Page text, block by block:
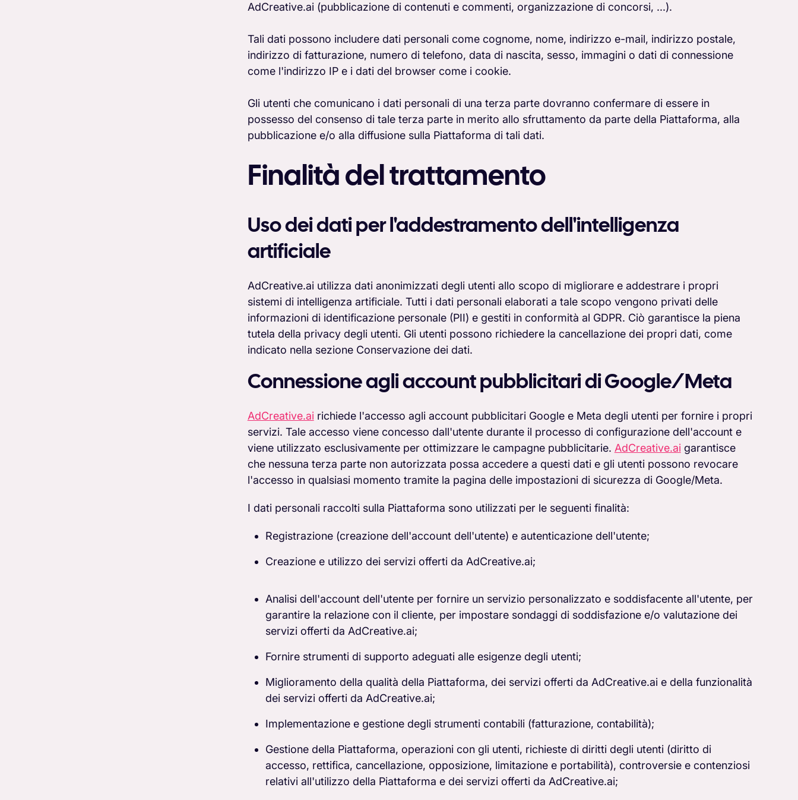
AdCreative.ai (pubblicazione di contenuti e commenti, organizzazione di concorsi, ...).
Tali dati possono includere dati personali come cognome, nome, indirizzo e-mail, indirizzo postale,
indirizzo di fatturazione, numero di telefono, data di nascita, sesso, immagini o dati di connessione
come l'indirizzo IP e i dati del browser come i cookie.
Gli utenti che comunicano i dati personali di una terza parte dovranno confermare di essere in
possesso del consenso di tale terza parte in merito allo sfruttamento da parte della Piattaforma, alla
pubblicazione e/o alla diffusione sulla Piattaforma di tali dati.
Finalità del trattamento
Uso dei dati per l'addestramento dell'intelligenza
artificiale
AdCreative.ai utilizza dati anonimizzati degli utenti allo scopo di migliorare e addestrare i propri
sistemi di intelligenza artificiale. Tutti i dati personali elaborati a tale scopo vengono privati delle
informazioni di identificazione personale (PII) e gestiti in conformità al GDPR. Ciò garantisce la piena
tutela della privacy degli utenti. Gli utenti possono richiedere la cancellazione dei propri dati, come
indicato nella sezione Conservazione dei dati.
Connessione agli account pubblicitari di Google/Meta
AdCreative.airichiede l'accesso agli account pubblicitari Google e Meta degli utenti per fornire i propri
servizi. Tale accesso viene concesso dall'utente durante il processo di configurazione dell'account e
viene utilizzato esclusivamente per ottimizzare le campagne pubblicitarie. AdCreative.aigarantisce
che nessuna terza parte non autorizzata possa accedere a questi dati e gli utenti possono revocare
l'accesso in qualsiasi momento tramite la pagina delle impostazioni di sicurezza di Google/Meta.
I dati personali raccolti sulla Piattaforma sono utilizzati per le seguenti finalità:
Registrazione (creazione dell'account dell'utente) e autenticazione dell'utente;
Creazione e utilizzo dei servizi offerti da AdCreative.ai;
Analisi dell'account dell'utente per fornire un servizio personalizzato e soddisfacente all'utente, per
garantire la relazione con il cliente, per impostare sondaggi di soddisfazione e/o valutazione dei
servizi offerti da AdCreative.ai;
Fornire strumenti di supporto adeguati alle esigenze degli utenti;
Miglioramento della qualità della Piattaforma, dei servizi offerti da AdCreative.ai e della funzionalità
dei servizi offerti da AdCreative.ai;
Implementazione e gestione degli strumenti contabili (fatturazione, contabilità);
Gestione della Piattaforma, operazioni con gli utenti, richieste di diritti degli utenti (diritto di
accesso, rettifica, cancellazione, opposizione, limitazione e portabilità), controversie e contenziosi
relativi all'utilizzo della Piattaforma e dei servizi offerti da AdCreative.ai;